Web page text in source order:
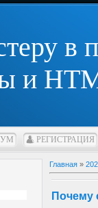
в
и
РЕГИСТРАЦИЯ
Главная »
Почему